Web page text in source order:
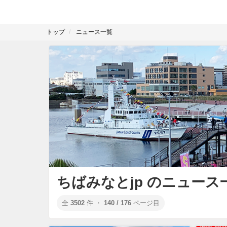
トップ ニュース一覧
ちばみなとjp のニュース
全 3502 件 ・ 140 / 176 ページ目